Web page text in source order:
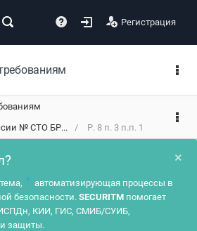
Регистрация
№ СТО БР...
Р. 8 п. 3 п.п. 1
×
?
автоматизирующая процессы в
безопасности. SECURITM помогает
ИСПДн, КИИ, ГИС, СМИБ/СУИБ,
защиты.